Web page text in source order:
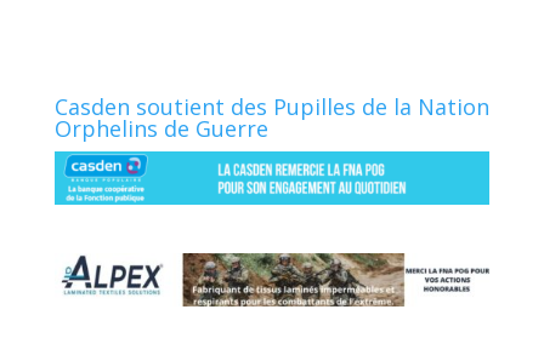
Casden soutient des Pupilles de la Nation
Orphelins de Guerre